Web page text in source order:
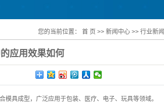
您的当前位置： 首 页 >> 新闻中心>> 行业新闻
应用效果如何
具成型，广泛应用于包装、医疗、电子、玩具等领域。